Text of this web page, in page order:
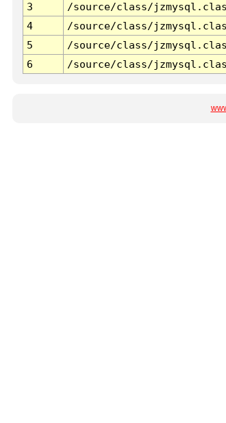
3
/source/class/
4
/source/class/
5
/source/class/
6
/source/class/